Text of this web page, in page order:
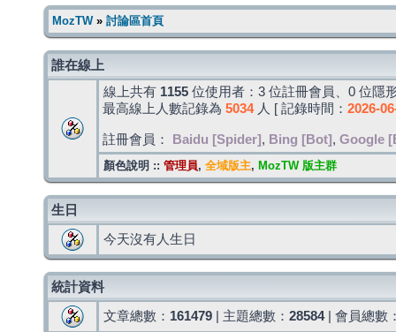
MozTW» 討論區首頁
誰在線上
線上共有 1155 位使用者：3 位註冊會員、0 位隱
最高線上人數記錄為 5034人 [ 記錄時間： 2026-
註冊會員： Baidu [Spider] , Bing [Bot] , Google
顏色說明 :: 管理員, 全域版主, MozTW 版主群
生日
今天沒有人生日
統計資料
文章總數： 161479 | 主題總數： 28584| 會員總數